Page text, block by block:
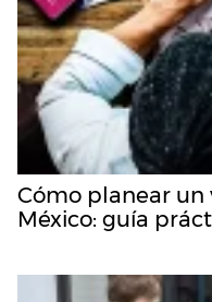
Cómo planear un
México: guía